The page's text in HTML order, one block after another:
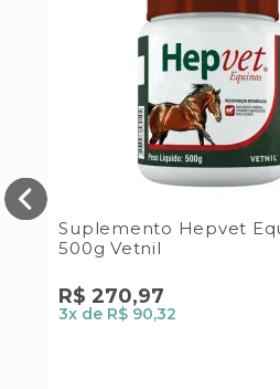
Suplemento Hepvet
500g Vetnil
R$ 270,97
3x de R$ 90,32